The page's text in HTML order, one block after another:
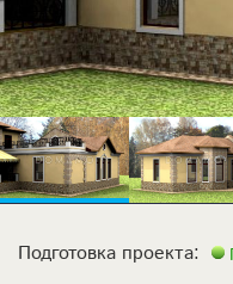
Подготовка проекта: